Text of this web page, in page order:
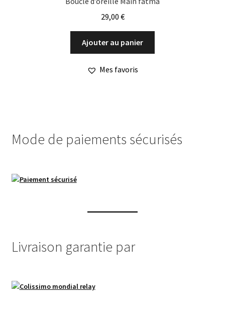
29,00 €
Ajouter au panier
Mes favoris
Mode de paiements sécurisés
Livraison garantie par